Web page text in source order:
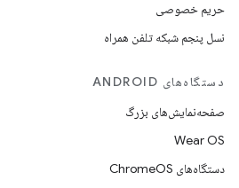
حریم خصوصی
نسل پنجم شبکه تلفن همراه
دستگاه‌های ANDROID
صفحه‌نمایش‌های بزرگ
Wear OS
دستگاه‌های ChromeOS